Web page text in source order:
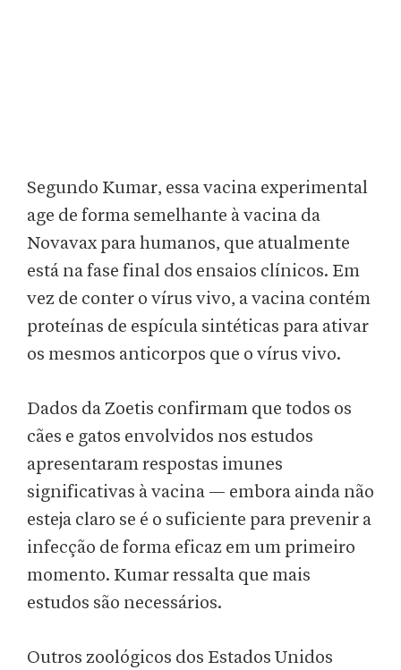
Segundo Kumar, essa vacina experimental
age de forma semelhante à vacina da
Novavax para humanos, que atualmente
está na fase final dos ensaios clínicos. Em
vez de conter o vírus vivo, a vacina contém
proteínas de espícula sintéticas para ativar
os mesmos anticorpos que o vírus vivo.
Dados da Zoetis confirmam que todos os
cães e gatos envolvidos nos estudos
apresentaram respostas imunes
significativas à vacina — embora ainda não
esteja claro se é o suficiente para prevenir a
infecção de forma eficaz em um primeiro
momento. Kumar ressalta que mais
estudos são necessários.
Outros zoológicos dos Estados Unidos